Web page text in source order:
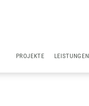
NAVIGATION
PROJEKTE LEISTUNGEN